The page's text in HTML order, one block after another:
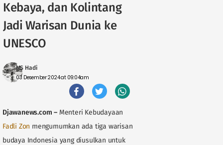
Kebaya, dan Kolintang
Jadi Warisan Dunia ke
UNESCO
MS Hadi
03 Desember 2024 at 09:04am
Djawanews.com – Menteri Kebudayaan
Fadli Zon mengumumkan ada tiga warisan
budaya Indonesia yang diusulkan untuk